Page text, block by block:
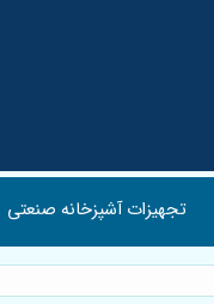
تجهیزات آشپزخانه صنعتی